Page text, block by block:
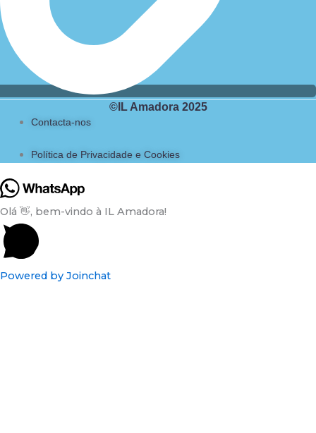
©IL Amadora 2025
Contacta-nos
Política de Privacidade e Cookies
Olá 👋, bem-vindo à IL Amadora!
Powered by Joinchat